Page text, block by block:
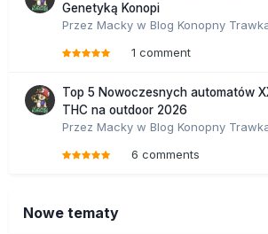
Genetyką Konopi
Przez Macky w Blog Konopny
1 comment
Top 5 Nowoczesnych automatów
THC na outdoor 2026
Przez Macky w Blog Konopny
6 comments
Nowe tematy